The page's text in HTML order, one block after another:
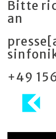
Bitte
an
+49